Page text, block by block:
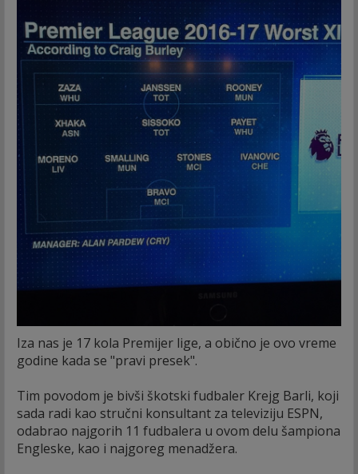
Iza nas je 17 kola Premijer lige, a obično je ovo vreme
godine kada se "pravi presek".
Tim povodom je bivši škotski fudbaler Krejg Barli, koji
sada radi kao stručni konsultant za televiziju ESPN,
odabrao najgorih 11 fudbalera u ovom delu šampiona
Engleske, kao i najgoreg menadžera.